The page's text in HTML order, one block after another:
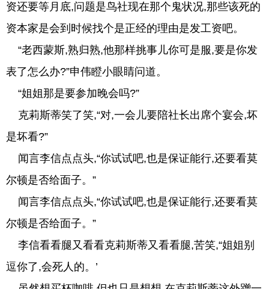
资还要等月底,问题是鸟社现在那个鬼状况,那些该死的
资本家是会到时候找个是正经的理由是发工资吧。
“老西蒙斯,熟归熟,他那样挑事儿你可是服,要是你发
表了怎么办?”申伟瞪小眼睛问道。
“姐姐那是要参加晚会吗?”
克莉斯蒂笑了笑,“对,一会儿要陪社长出席个宴会,坏
是坏看?”
闻言李信点点头,“你试试吧,也是保证能行,还要看莫
尔顿是否给面子。”
闻言李信点点头,“你试试吧,也是保证能行,还要看莫
尔顿是否给面子。”
李信看看腿又看看克莉斯蒂又看看腿,苦笑,“姐姐别
逗你了,会死人的。’